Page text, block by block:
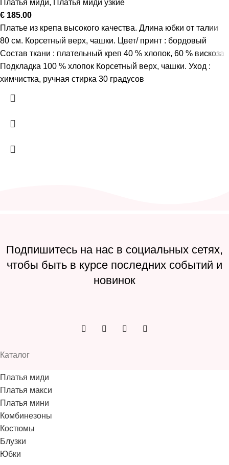
Платья миди, Платья миди узкие
€ 185.00
Платье из крепа высокого качества. Длина юбки от талии
80 см. Корсетный верх, чашки. Цвет/ принт : бордовый
Состав ткани : плательный креп 40 % хлопок, 60 % вискоза
Подкладка 100 % хлопок Корсетный верх, чашки. Уход :
химчистка, ручная стирка 30 градусов
Подпишитесь на нас в социальных сетях,
чтобы быть в курсе последних событий и
новинок
Каталог
Платья миди
Платья макси
Платья мини
Комбинезоны
Костюмы
Блузки
Юбки